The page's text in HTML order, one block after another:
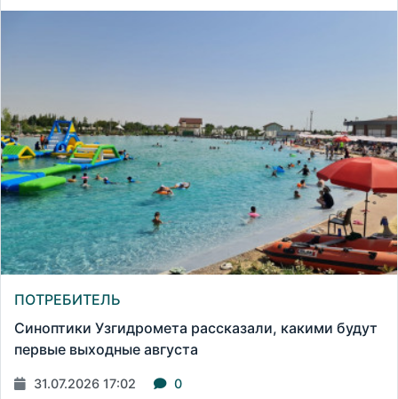
ПОТРЕБИТЕЛЬ
Синоптики Узгидромета рассказали, какими будут
первые выходные августа
31.07.2026 17:02 0